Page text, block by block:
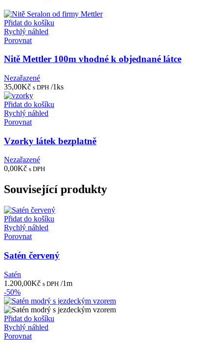
Přidat do košíku
Rychlý náhled
Porovnat
Nitě Mettler 100m vhodné k objednané látce
Nezařazené
35,00Kč s DPH /1ks
Přidat do košíku
Rychlý náhled
Porovnat
Vzorky látek bezplatně
Nezařazené
0,00Kč s DPH
Související produkty
Přidat do košíku
Rychlý náhled
Porovnat
Satén červený
Satén
1.200,00Kč s DPH /1m
-50%
Přidat do košíku
Rychlý náhled
Porovnat